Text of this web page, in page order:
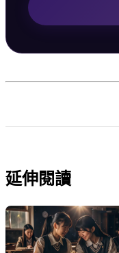
延伸閱讀